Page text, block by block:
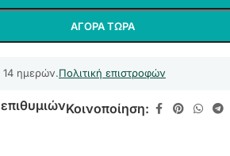
ΑΓΟΡΆ ΤΏΡΑ
14 ημερών.Πολιτική επιστροφών
Κοινοποίηση: